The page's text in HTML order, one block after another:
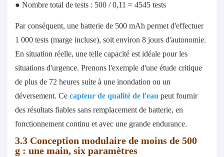
● Nombre total de tests : 500 / 0,11 = 4545 tests
Par conséquent, une batterie de 500 mAh permet d'effectuer
1 000 tests (marge incluse), soit environ 8 jours d'autonomie.
En situation réelle, une telle capacité est idéale pour les
situations d'urgence. Prenons l'exemple d'une étude critique
de plus de 72 heures suite à une inondation ou un
déversement. Ce capteur de qualité de l'eau peut fournir
des résultats fiables sans remplacement de batterie, en
fonctionnement continu et avec une grande endurance.
3.3 Conception modulaire de moins de 500
g : une main, six paramètres